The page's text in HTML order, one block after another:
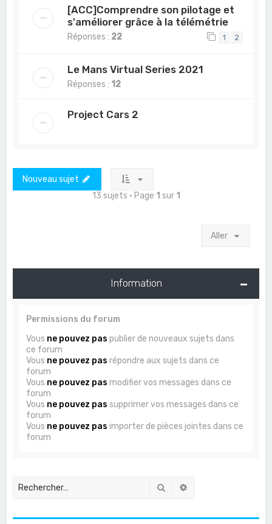
[ACC]Comprendre son pilotage et
s'améliorer grâce à la télémétrie
Réponses : 22 1 2
Le Mans Virtual Series 2021
Réponses : 12
Project Cars 2
Nouveau sujet
13 sujets • Page 1 sur 1
Aller
Information
Permissions du forum
Vous ne pouvez pas publier de nouveaux sujets dans
ce forum
Vous ne pouvez pas répondre aux sujets dans ce
forum
Vous ne pouvez pas modifier vos messages dans ce
forum
Vous ne pouvez pas supprimer vos messages dans ce
forum
Vous ne pouvez pas importer de pièces jointes dans ce
forum
Rechercher